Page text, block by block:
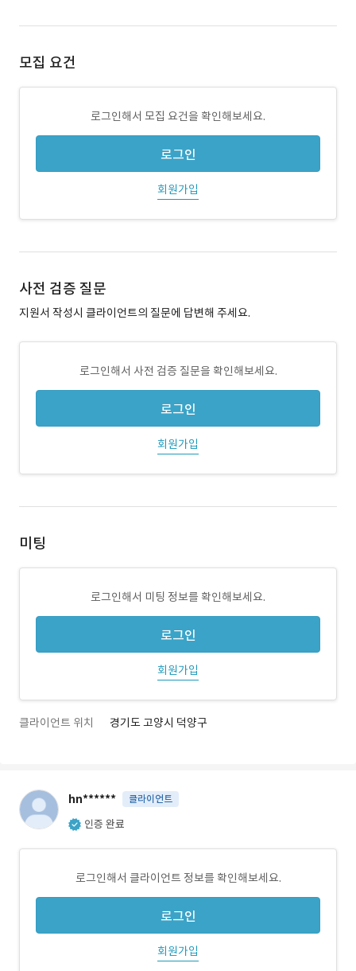
모집 요건
로그인해서 모집 요건을 확인해보세요.
로그인
회원가입
사전 검증 질문
지원서 작성시 클라이언트의 질문에 답변해 주세요.
로그인해서 사전 검증 질문을 확인해보세요.
로그인
회원가입
미팅
로그인해서 미팅 정보를 확인해보세요.
로그인
회원가입
클라이언트 위치 경기도 고양시 덕양구
hn****** 클라이언트
인증 완료
로그인해서 클라이언트 정보를 확인해보세요.
로그인
회원가입